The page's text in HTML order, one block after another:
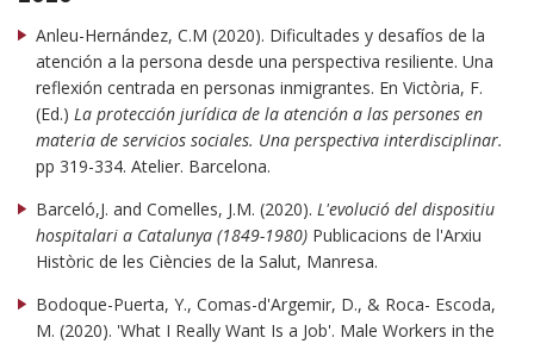
Anleu-Hernández, C.M (2020). Dificultades y desafíos de la
atención a la persona desde una perspectiva resiliente. Una
reflexión centrada en personas inmigrantes. En Victòria, F.
(Ed.) La protección jurídica de la atención a las persones en
materia de servicios sociales. Una perspectiva interdisciplinar.
pp 319-334. Atelier. Barcelona.
Barceló,J. and Comelles, J.M. (2020). L'evolució del dispositiu
hospitalari a Catalunya (1849-1980) Publicacions de l'Arxiu
Històric de les Ciències de la Salut, Manresa.
Bodoque-Puerta, Y., Comas-d'Argemir, D., & Roca- Escoda,
M. (2020). 'What I Really Want Is a Job'. Male Workers in the